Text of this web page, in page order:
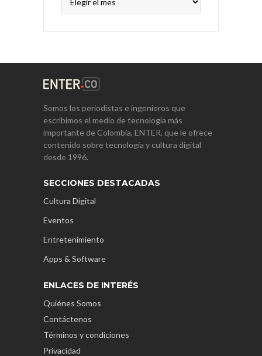
Somos los periodistas e ingenieros que
escribimos el medio de tecnología más
importante de Colombia, ENTER, que le ofrece
contenido sobre tecnología y cultura digital
desde 1996.
SECCIONES DESTACADAS
Cultura Digital
Eventos
Entretenimiento
Apps & Software
ENLACES DE INTERÉS
Quiénes Somos
Contáctenos
Términos y condiciones
Privacidad